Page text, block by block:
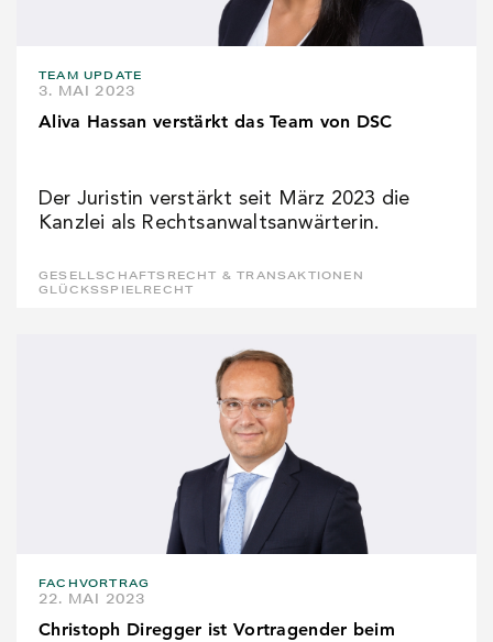
TEAM UPDATE
3. MAI 2023
Aliva Hassan verstärkt das Team von DSC
Der Juristin verstärkt seit März 2023 die
Kanzlei als Rechtsanwaltsanwärterin.
GESELLSCHAFTSRECHT & TRANSAKTIONEN
GLÜCKSSPIELRECHT
FACHVORTRAG
22. MAI 2023
Christoph Diregger ist Vortragender beim